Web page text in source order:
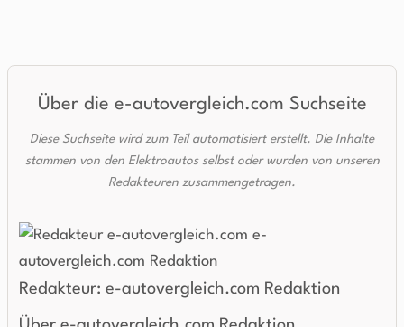
Über die e-autovergleich.com Suchseite
Diese Suchseite wird zum Teil automatisiert erstellt. Die Inhalte
stammen von den Elektroautos selbst oder wurden von unseren
Redakteuren zusammengetragen.
Redakteur: e-autovergleich.com Redaktion